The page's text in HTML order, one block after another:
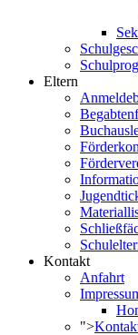
Eltern
Kontakt
Anfahrt
">